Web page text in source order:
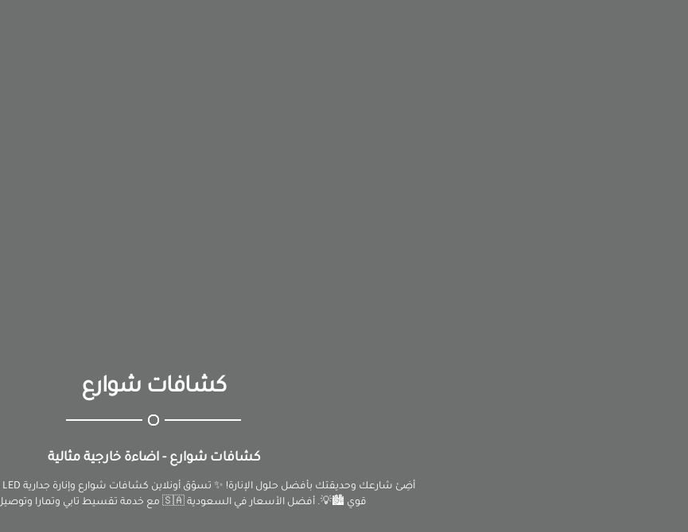
كشافات شوارع
كشافات شوارع - اضاءة خارجية مثالية
قوي 🏙️💡. أفضل الأسعار في السعودية 🇸🇦 مع خدمة تقسيط تابي وتمارا وتوصيل سريع! 🚚🔥